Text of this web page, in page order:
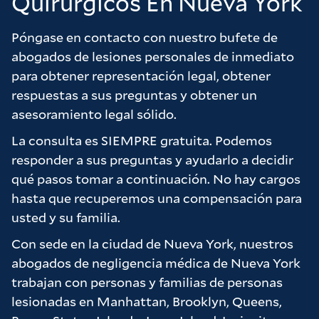
Chris y Brad. No dudaría en recomendar la
firma a cualquiera que esté considerando un
caso y quiera sentirse realmente valorado
como cliente.
Muchas gracias a la firma por todo su arduo
apreciamos.
Póngase en contacto con nuestro bufete de
abogados de lesiones personales de inmediato
para obtener representación legal, obtener
respuestas a sus preguntas y obtener un
asesoramiento legal sólido.
La consulta es SIEMPRE gratuita. Podemos
responder a sus preguntas y ayudarlo a decidir
qué pasos tomar a continuación. No hay cargos
hasta que recuperemos una compensación para
usted y su familia.
Con sede en la ciudad de Nueva York, nuestros
abogados de negligencia médica de Nueva York
trabajan con personas y familias de personas
lesionadas en Manhattan, Brooklyn, Queens,